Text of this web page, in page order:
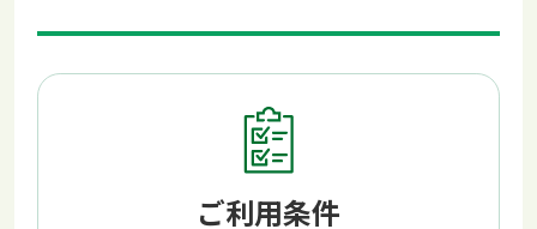
ご利用条件